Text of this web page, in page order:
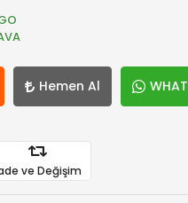
Hemen Al
ve Değişim